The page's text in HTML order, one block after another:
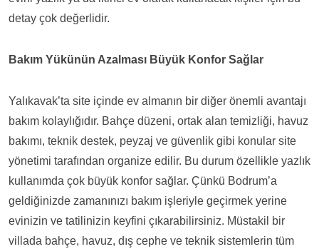
detay çok değerlidir.
Bakım Yükünün Azalması Büyük Konfor Sağlar
Yalıkavak’ta site içinde ev almanın bir diğer önemli avantajı
bakım kolaylığıdır. Bahçe düzeni, ortak alan temizliği, havuz
bakımı, teknik destek, peyzaj ve güvenlik gibi konular site
yönetimi tarafından organize edilir. Bu durum özellikle yazlık
kullanımda çok büyük konfor sağlar. Çünkü Bodrum’a
geldiğinizde zamanınızı bakım işleriyle geçirmek yerine
evinizin ve tatilinizin keyfini çıkarabilirsiniz. Müstakil bir
villada bahçe, havuz, dış cephe ve teknik sistemlerin tüm